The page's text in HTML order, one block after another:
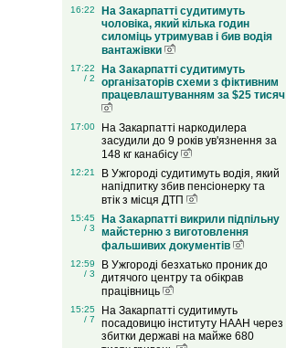
16:22
На Закарпатті судитимуть
чоловіка, який кілька годин
силоміць утримував і бив водія
вантажівки
17:22
/ 2
На Закарпатті судитимуть
організаторів схеми з фіктивним
працевлаштуванням за $25 тисяч
17:00
На Закарпатті наркодилера
засудили до 9 років ув'язнення за
148 кг канабісу
12:21
В Ужгороді судитимуть водія, який
напідпитку збив пенсіонерку та
втік з місця ДТП
15:45
/ 3
На Закарпатті викрили підпільну
майстерню з виготовлення
фальшивих документів
12:59
/ 3
В Ужгороді безхатько проник до
дитячого центру та обікрав
працівниць
15:25
/ 7
На Закарпатті судитимуть
посадовицю інституту НААН через
збитки державі на майже 680